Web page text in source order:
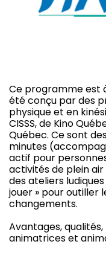
Ce programme est
été conçu par des
physique et en
CISSS, de Kino
Québec. Ce sont
minutes
actif pour
activités de plein
des ateliers
jouer » pour outiller
changements.
Avantages,
animatrices et